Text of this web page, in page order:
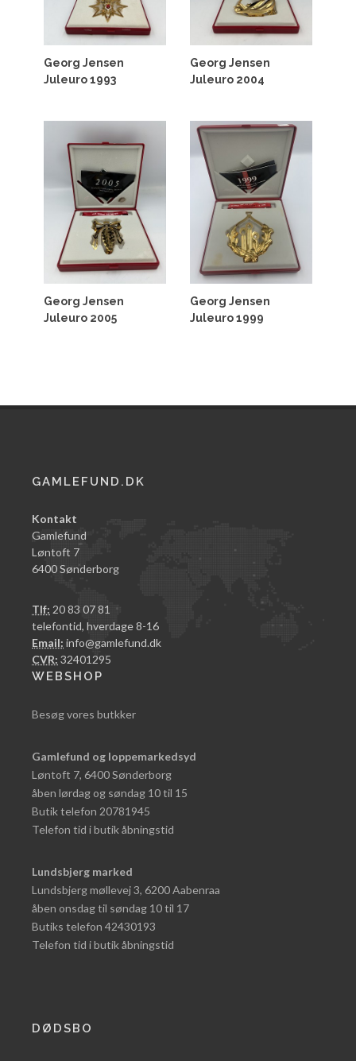
Georg Jensen
Juleuro 1993
Georg Jensen
Juleuro 2004
Georg Jensen
Juleuro 2005
Georg Jensen
Juleuro 1999
GAMLEFUND.DK
Kontakt
Gamlefund
Løntoft 7
6400 Sønderborg
Tlf: 20 83 07 81
telefontid, hverdage 8-16
Email: info@gamlefund.dk
CVR: 32401295
WEBSHOP
Besøg vores butkker
Gamlefund og loppemarkedsyd
Løntoft 7, 6400 Sønderborg
åben lørdag og søndag 10 til 15
Butik telefon 20781945
Telefon tid i butik åbningstid
Lundsbjerg marked
Lundsbjerg møllevej 3, 6200 Aabenraa
åben onsdag til søndag 10 til 17
Butiks telefon 42430193
Telefon tid i butik åbningstid
DØDSBO